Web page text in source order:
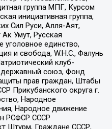
группа МПГ, Курсом
инициативная группа,
Сил Руси, Алля-Аят,
Умут, Русская
уголовное единство,
и свобода, W.H.С., Фалунь
клуб-
союз, Фонд
прав граждан, Штабы
Прикубанского округа г.
Народное
Народное движение
РСФСР СССР
Штурм, Граждане СССР,